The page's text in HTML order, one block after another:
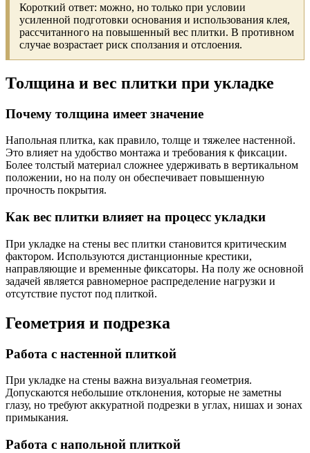
Короткий ответ: можно, но только при условии
усиленной подготовки основания и использования клея,
рассчитанного на повышенный вес плитки. В противном
случае возрастает риск сползания и отслоения.
Толщина и вес плитки при укладке
Почему толщина имеет значение
Напольная плитка, как правило, толще и тяжелее настенной.
Это влияет на удобство монтажа и требования к фиксации.
Более толстый материал сложнее удерживать в вертикальном
положении, но на полу он обеспечивает повышенную
прочность покрытия.
Как вес плитки влияет на процесс укладки
При укладке на стены вес плитки становится критическим
фактором. Используются дистанционные крестики,
направляющие и временные фиксаторы. На полу же основной
задачей является равномерное распределение нагрузки и
отсутствие пустот под плиткой.
Геометрия и подрезка
Работа с настенной плиткой
При укладке на стены важна визуальная геометрия.
Допускаются небольшие отклонения, которые не заметны
глазу, но требуют аккуратной подрезки в углах, нишах и зонах
примыкания.
Работа с напольной плиткой